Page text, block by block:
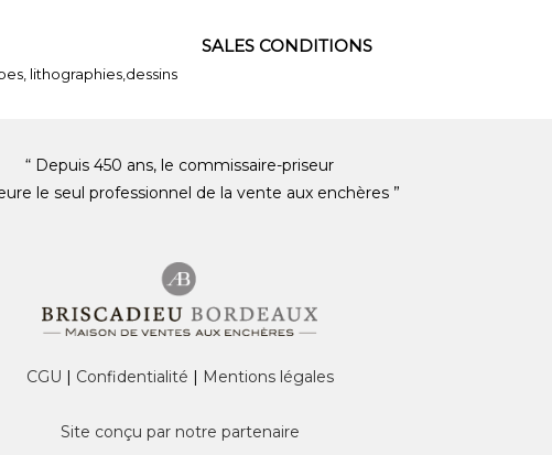
lithographies,dessins
SALES CONDITIONS
“ Depuis 450 ans, le commissaire-priseur
le seul professionnel de la vente aux enchères ”
CGU | Confidentialité | Mentions légales
Site conçu par notre partenaire